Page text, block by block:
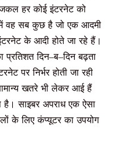
हर कोई इंटरनेट को
वह सब कुछ है जो एक आदमी
के आदी होते जा रहे हैं।
प्रतिशत दिन–ब–दिन बढ़ता
पर निर्भर होती जा रही
खतरे भी लेकर आई हैं
है। साइबर अपराध एक ऐसा
के लिए कंप्यूटर का उपयोग